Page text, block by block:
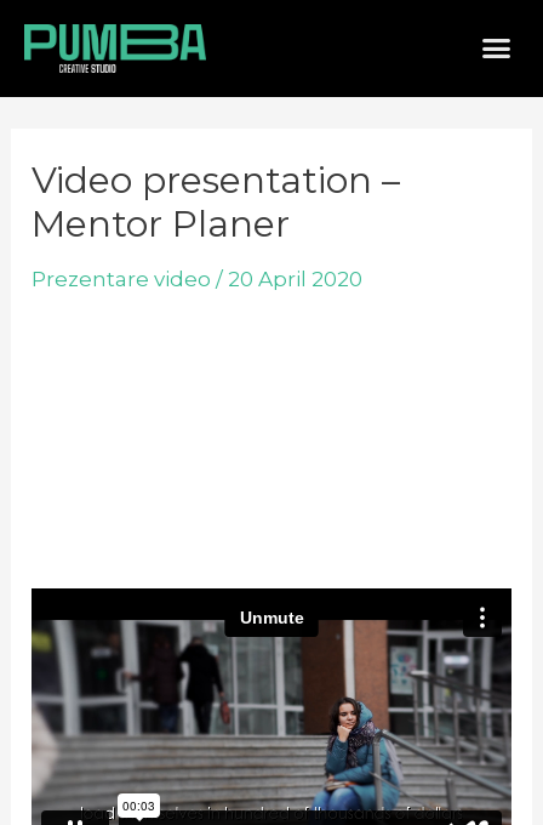
Video presentation –
Mentor Planer
Prezentare video / 20 April 2020